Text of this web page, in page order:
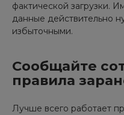
фактической загрузки.
данные действительно
избыточными.
Сообщайте
правила
Лучше всего работает